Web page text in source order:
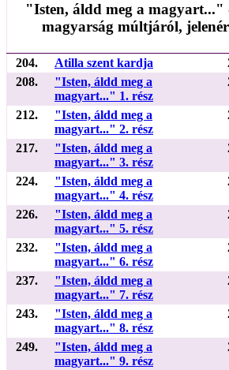
"Isten, áldd meg a magyart..."
magyarság múltjáról,
204. Atilla szent kardja
208.
"Isten, áldd meg a
magyart..." 1. rész
212.
"Isten, áldd meg a
magyart..." 2. rész
217.
"Isten, áldd meg a
magyart..." 3. rész
224.
"Isten, áldd meg a
magyart..." 4. rész
226.
"Isten, áldd meg a
magyart..." 5. rész
232.
"Isten, áldd meg a
magyart..." 6. rész
237.
"Isten, áldd meg a
magyart..." 7. rész
243.
"Isten, áldd meg a
magyart..." 8. rész
249.
"Isten, áldd meg a
magyart..." 9. rész